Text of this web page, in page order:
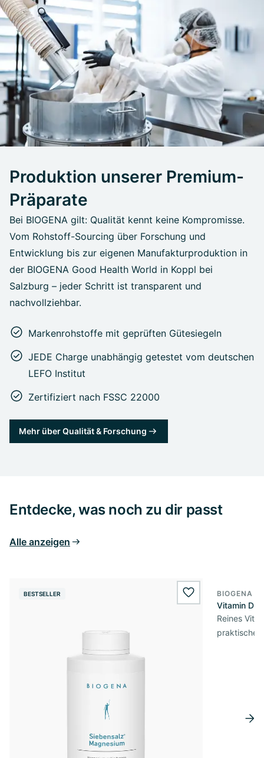
Produktion unserer Premium-
Präparate
Bei BIOGENA gilt: Qualität kennt keine Kompromisse.
Vom Rohstoff-Sourcing über Forschung und
Entwicklung bis zur eigenen Manufakturproduktion in
der BIOGENA Good Health World in Koppl bei
Salzburg – jeder Schritt ist transparent und
nachvollziehbar.
Markenrohstoffe mit geprüften Gütesiegeln
JEDE Charge unabhängig getestet vom deutschen
LEFO Institut
Zertifiziert nach FSSC 22000
Mehr über Qualität & Forschung
Entdecke, was noch zu dir passt
Alle anzeigen
BESTSELLER wishlist.add
BIOGENA
Vitamin D3
Reines
praktischer